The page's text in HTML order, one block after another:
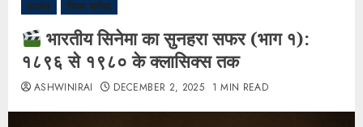
आलेख फिल्म समीक्षा
भारतीय सिनेमा का सुनहरा सफर (भाग १):
१८९६ से १९८० के क्लासिक्स तक
ASHWINIRAI DECEMBER 2, 2025 1 MIN READ